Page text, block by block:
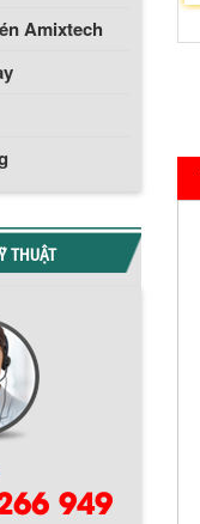
Amixtech
THUẬT
949
hành